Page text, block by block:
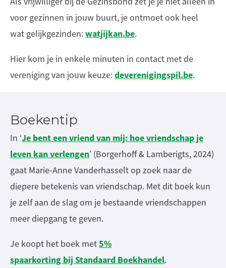
voor gezinnen in jouw buurt, je ontmoet ook heel
wat gelijkgezinden:watjijkan.be.
Hier kom je in enkele minuten in contact met de
vereniging van jouw keuze:deverenigingspil.be.
Boekentip
In ‘Je bent een vriend van mij: hoe vriendschap je
leven kan verlengen’ (Borgerhoff & Lamberigts, 2024)
gaat Marie-Anne Vanderhasselt op zoek naar de
diepere betekenis van vriendschap. Met dit boek kun
je zelf aan de slag om je bestaande vriendschappen
meer diepgang te geven.
Je koopt het boek met5%
spaarkorting bij Standaard Boekhandel.